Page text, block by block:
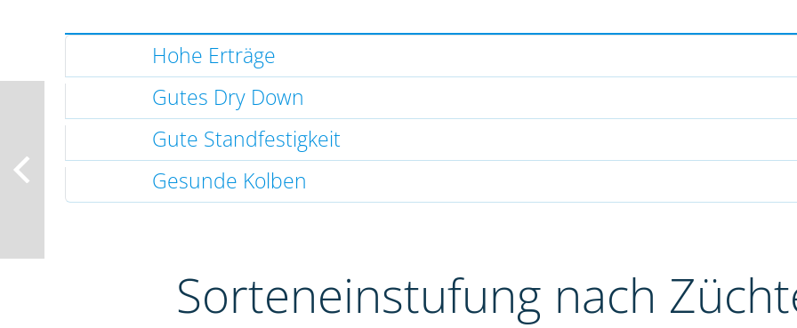
Hohe Erträge
Gutes Dry Down
Gute Standfestigkeit
Gesunde Kolben
Sorteneinstufung nach